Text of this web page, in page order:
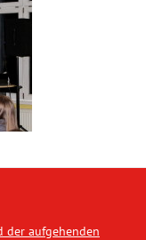
der aufgehenden